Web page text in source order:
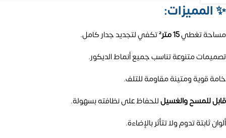
✨المميزات:
مساحة تغطي15 متر²
تكفي لتجديد جدار كامل.
تصميمات متنوعة تناسب جميع أنماط الديكور.
خامة قوية ومتينة مقاومة للتلف.
قابل للمسح والغسيلللحفاظ على نظافته بسهولة.
ألوان ثابتة تدوم ولا تتأثر بالإضاءة.